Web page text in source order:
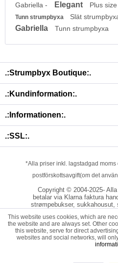
Gabriella -
Elegant Plus size
Tunn strumpbyxa Slät
Gabriella Tunn strumpbyxa
.:Strumpbyx Boutique:.
.:Kundinformation:.
.:Informationen:.
.:SSL:.
*Alla priser inkl. lagstadgad moms
postförskottsavgift(om det
Copyright © 2004-2025-
betalar via Klarna faktura
strømpebukser, sukkahousut,
This website uses cookies, which are
the website and are always set. Other
this website, serve for direct
websites and social networks, will